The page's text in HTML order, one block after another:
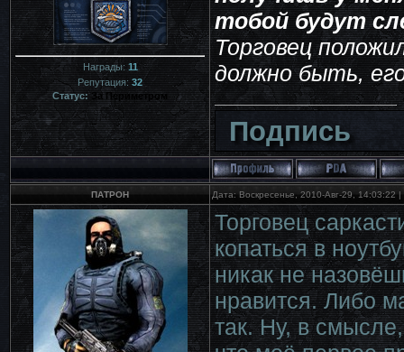
Награды: 11
Репутация: 32
Статус:За Периметром
тобой будут
Торговец
должно быть,
Подпись
ПАТРОН Дата: Воскресенье, 2010-Авг-29,
Торговец
копаться в
никак не
нравится. Либо
так. Ну, в